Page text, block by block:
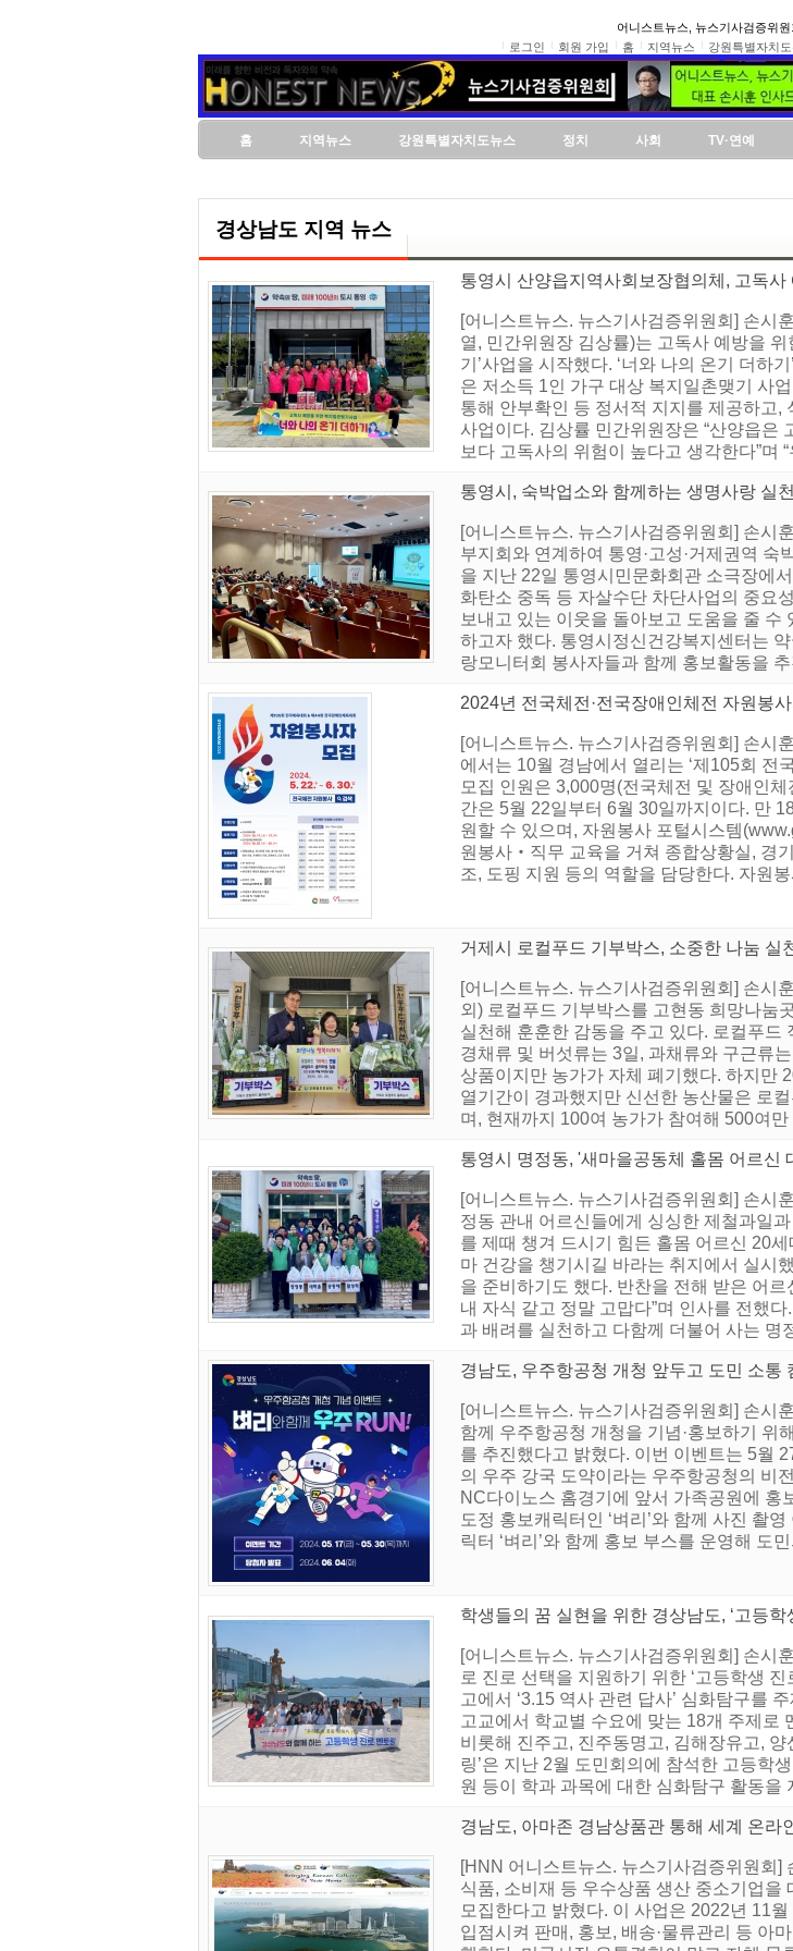
어니스트뉴스, 뉴스기사검증위원
로그인
회원 가입 홈 지역뉴스 강원특별자치
홈 지역뉴스 강원특별자치도뉴스 정치 사회 TV·연예
경상남도 지역 뉴스
통영시 산양읍지역사회보장협의체, 고독
[어니스트뉴스. 뉴스기사검증위원회] 손시
열, 민간위원장 김상률)는 고독사 예방을
기’사업을 시작했다. ‘너와 나의 온기 더하
은 저소득 1인 가구 대상 복지일촌맺기 사
통해 안부확인 등 정서적 지지를 제공하고
사업이다. 김상률 민간위원장은 “산양읍은
보다 고독사의 위험이 높다고 생각한다”며
통영시, 숙박업소와 함께하는 생명사랑 실
[어니스트뉴스. 뉴스기사검증위원회] 손시
부지회와 연계하여 통영·고성·거제권역 숙
을 지난 22일 통영시민문화회관 소극장에
화탄소 중독 등 자살수단 차단사업의 중요
보내고 있는 이웃을 돌아보고 도움을 줄
하고자 했다. 통영시정신건강복지센터는
랑모니터회 봉사자들과 함께 홍보활동을
2024년 전국체전·전국장애인체전 자원봉
[어니스트뉴스. 뉴스기사검증위원회] 손시
에서는 10월 경남에서 열리는 ‘제105회 전
모집 인원은 3,000명(전국체전 및 장애인
간은 5월 22일부터 6월 30일까지이다. 만
원할 수 있으며, 자원봉사 포털시스템
원봉사‧직무 교육을 거쳐 종합상황실, 경
조, 도핑 지원 등의 역할을 담당한다. 자원
거제시 로컬푸드 기부박스, 소중한 나눔 실
[어니스트뉴스. 뉴스기사검증위원회] 손시
외) 로컬푸드 기부박스를 고현동 희망나눔
실천해 훈훈한 감동을 주고 있다. 로컬푸드
경채류 및 버섯류는 3일, 과채류와 구근류
상품이지만 농가가 자체 폐기했다. 하지만
열기간이 경과했지만 신선한 농산물은 로
며, 현재까지 100여 농가가 참여해 500여
통영시 명정동, '새마을공동체 홀몸 어르신
[어니스트뉴스. 뉴스기사검증위원회] 손시
정동 관내 어르신들에게 싱싱한 제철과일
를 제때 챙겨 드시기 힘든 홀몸 어르신 20
마 건강을 챙기시길 바라는 취지에서 실시
을 준비하기도 했다. 반찬을 전해 받은 어
내 자식 같고 정말 고맙다”며 인사를 전했
과 배려를 실천하고 다함께 더불어 사는 명
경남도, 우주항공청 개청 앞두고 도민 소통
[어니스트뉴스. 뉴스기사검증위원회] 손시
함께 우주항공청 개청을 기념·홍보하기 위
를 추진했다고 밝혔다. 이번 이벤트는 5월
의 우주 강국 도약이라는 우주항공청의 비
NC다이노스 홈경기에 앞서 가족공원에 홍
도정 홍보캐릭터인 ‘벼리’와 함께 사진 촬
릭터 ‘벼리’와 함께 홍보 부스를 운영해 도
학생들의 꿈 실현을 위한 경상남도, ‘고등학
[어니스트뉴스. 뉴스기사검증위원회] 손시
로 진로 선택을 지원하기 위한 ‘고등학생
고에서 ‘3.15 역사 관련 답사’ 심화탐구를
고교에서 학교별 수요에 맞는 18개 주제로
비롯해 진주고, 진주동명고, 김해장유고,
링’은 지난 2월 도민회의에 참석한 고등학
원 등이 학과 과목에 대한 심화탐구 활동을
경남도, 아마존 경남상품관 통해 세계 온라
[HNN 어니스트뉴스. 뉴스기사검증위원회]
식품, 소비재 등 우수상품 생산 중소기업
모집한다고 밝혔다. 이 사업은 2022년 11
입점시켜 판매, 홍보, 배송·물류관리 등 아